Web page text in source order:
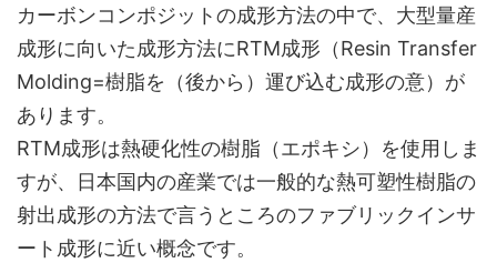
カーボンコンポジットの成形方法の中で、大型量産
成形に向いた成形方法にRTM成形（Resin Transfer
Molding=樹脂を（後から）運び込む成形の意）が
あります。
RTM成形は熱硬化性の樹脂（エポキシ）を使用しま
すが、日本国内の産業では一般的な熱可塑性樹脂の
射出成形の方法で言うところのファブリックインサ
ート成形に近い概念です。